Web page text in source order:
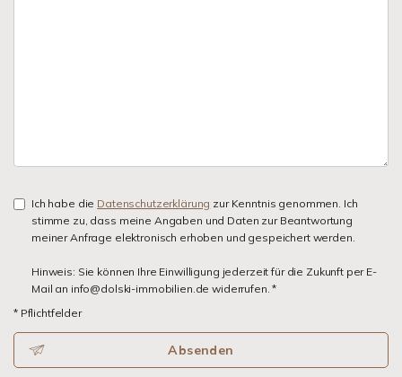
Ich habe die Datenschutzerklärung zur Kenntnis genommen. Ich
stimme zu, dass meine Angaben und Daten zur Beantwortung
meiner Anfrage elektronisch erhoben und gespeichert werden.
Hinweis: Sie können Ihre Einwilligung jederzeit für die Zukunft per E-
Mail an info@dolski-immobilien.de widerrufen. *
* Pflichtfelder
Absenden